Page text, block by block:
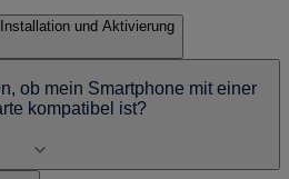
Installation und Aktivierung
ob mein Smartphone mit einer
kompatibel ist?